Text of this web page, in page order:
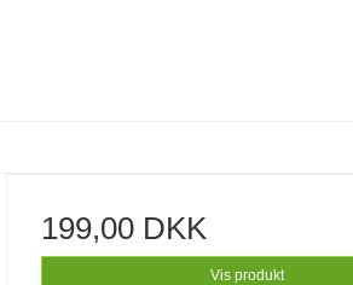
199,00 DKK
Vis produkt